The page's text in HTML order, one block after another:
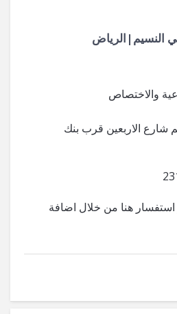
النسيم|الرياض
والاختصاص
شارع الاربعين قرب بنك
هنا من خلال اضافة